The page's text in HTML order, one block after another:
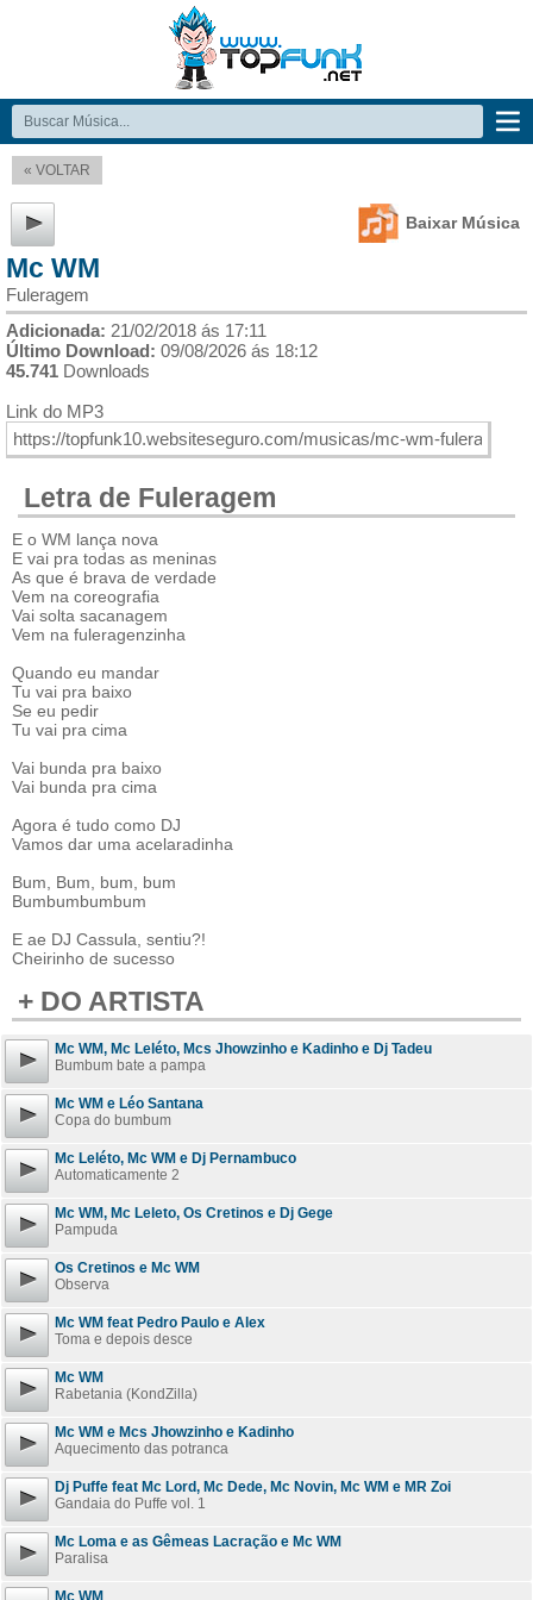
« VOLTAR
Baixar Música
Mc WM
Fuleragem
Adicionada: 21/02/2018 ás 17:11
Último Download: 09/08/2026 ás 18:12
45.741 Downloads
Link do MP3
Letra de Fuleragem
E o WM lança nova
E vai pra todas as meninas
As que é brava de verdade
Vem na coreografia
Vai solta sacanagem
Vem na fuleragenzinha
Quando eu mandar
Tu vai pra baixo
Se eu pedir
Tu vai pra cima
Vai bunda pra baixo
Vai bunda pra cima
Agora é tudo como DJ
Vamos dar uma acelaradinha
Bum, Bum, bum, bum
Bumbumbumbum
E ae DJ Cassula, sentiu?!
Cheirinho de sucesso
+ DO ARTISTA
Mc WM, Mc Leléto, Mcs Jhowzinho e Kadinho e Dj Tadeu
Bumbum bate a pampa
Mc WM e Léo Santana
Copa do bumbum
Mc Leléto, Mc WM e Dj Pernambuco
Automaticamente 2
Mc WM, Mc Leleto, Os Cretinos e Dj Gege
Pampuda
Os Cretinos e Mc WM
Observa
Mc WM feat Pedro Paulo e Alex
Toma e depois desce
Mc WM
Rabetania (KondZilla)
Mc WM e Mcs Jhowzinho e Kadinho
Aquecimento das potranca
Dj Puffe feat Mc Lord, Mc Dede, Mc Novin, Mc WM e MR Zoi
Gandaia do Puffe vol. 1
Mc Loma e as Gêmeas Lacração e Mc WM
Paralisa
Mc WM